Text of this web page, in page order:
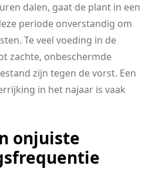
dalen, gaat de plant in een
periode onverstandig om
Te veel voeding in de
zachte, onbeschermde
zijn tegen de vorst. Een
in het najaar is vaak
onjuiste